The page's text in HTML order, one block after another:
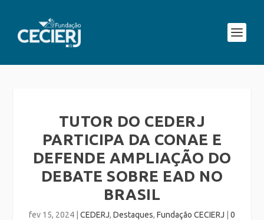
TUTOR DO CEDERJ
PARTICIPA DA CONAE E
DEFENDE AMPLIAÇÃO DO
DEBATE SOBRE EAD NO
BRASIL
fev 15, 2024 CEDERJ, Destaques, Fundação CECIERJ 0